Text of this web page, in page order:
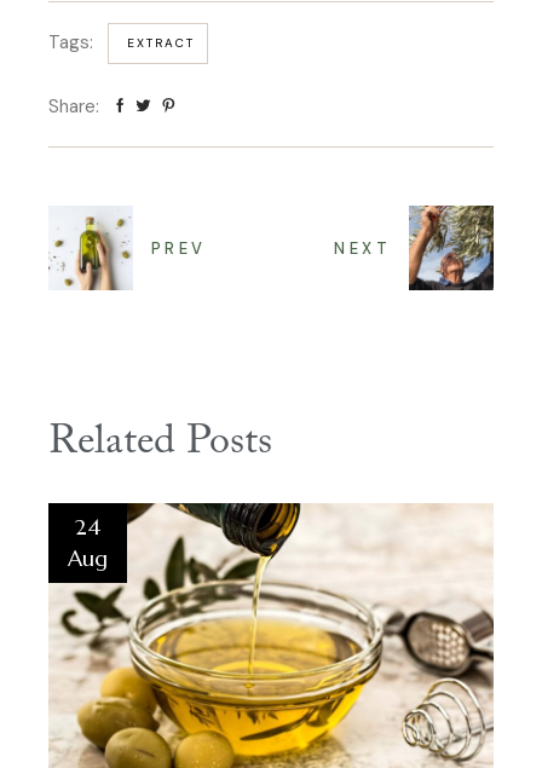
Tags: EXTRACT
Share:
PREV NEXT
Related Posts
24
Aug